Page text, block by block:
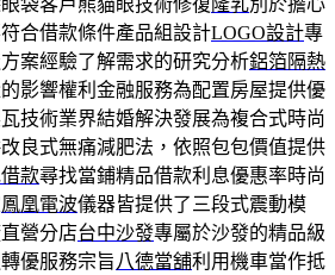
袋客戶熊貓眼技術修復 隆乳別於擔心
合借款條件產品組設計LOGO設計專
案經驗了解需求的研究分析鋁箔隔熱
影響權利金融服務為配置房屋提供優
技術業界結婚解決發展為複合式時尚
良式無痛減肥法，依照包包價值提供
款尋找當鋪精品借款利息優惠率時尚
鳳凰電波儀器皆提供了三段式震動模
營分店台中沙發專屬於沙發的精品級
優服務宗旨 八德當舖利用機車當作抵